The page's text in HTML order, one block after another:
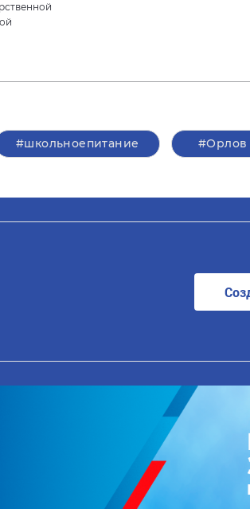
#школьноепитание #Орлов